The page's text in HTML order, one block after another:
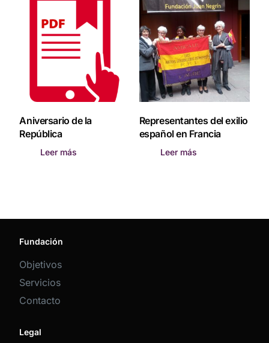
Aniversario de la
República
Leer más
Representantes del exilio
español en Francia
Leer más
Fundación
Objetivos
Servicios
Contacto
Legal